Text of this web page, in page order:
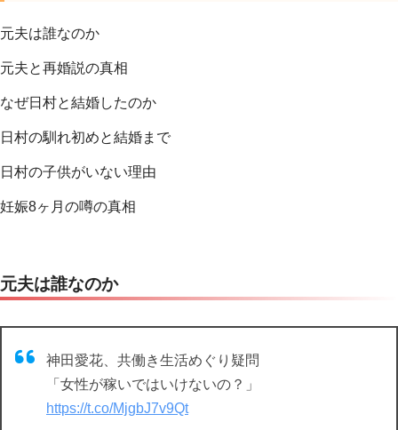
元夫は誰なのか
元夫と再婚説の真相
なぜ日村と結婚したのか
日村の馴れ初めと結婚まで
日村の子供がいない理由
妊娠8ヶ月の噂の真相
元夫は誰なのか
神田愛花、共働き生活めぐり疑問
「女性が稼いではいけないの？」
https://t.co/MjgbJ7v9Qt